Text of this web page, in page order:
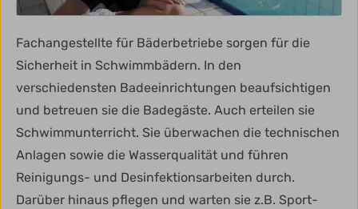
Fachangestellte für Bäderbetriebe sorgen für die
Sicherheit in Schwimmbädern. In den
verschiedensten Badeeinrichtungen beaufsichtigen
und betreuen sie die Badegäste. Auch erteilen sie
Schwimmunterricht. Sie überwachen die technischen
Anlagen sowie die Wasserqualität und führen
Reinigungs- und Desinfektionsarbeiten durch.
Darüber hinaus pflegen und warten sie z.B. Sport-